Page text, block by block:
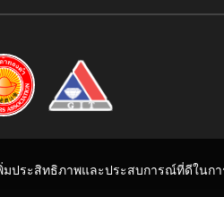
มประสิทธิภาพและประสบการณ์ที่ดีในก